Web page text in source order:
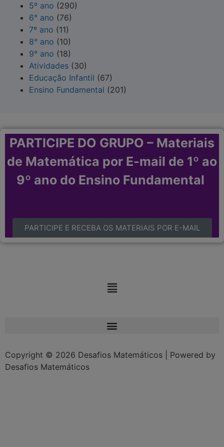
5º ano (290)
6° ano (76)
7º ano (11)
8° ano (10)
9° ano (18)
Atividades (30)
Educação Infantil (67)
Ensino Fundamental (201)
PARTICIPE DO GRUPO – Materiais
de Matemática por E-mail de 1º ao
9º ano do Ensino Fundamental
PARTICIPE E RECEBA OS MATERIAIS POR E-MAIL
Copyright © 2026 Desafios Matemáticos | Powered by
Desafios Matemáticos